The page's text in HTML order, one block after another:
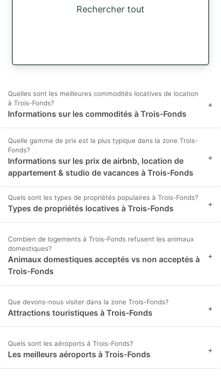
Rechercher tout
Quelles sont les meilleures commodités locatives de location
à Trois-Fonds?
Informations sur les commodités à Trois-Fonds
+
Quelle gamme de prix est la plus typique dans la zone Trois-
Fonds?
Informations sur les prix de airbnb, location de
appartement & studio de vacances à Trois-Fonds
+
Quels sont les types de propriétés populaires à Trois-Fonds?
Types de propriétés locatives à Trois-Fonds +
Combien de logements à Trois-Fonds refusent les animaux
domestiques?
Animaux domestiques acceptés vs non acceptés à
Trois-Fonds
+
Que devons-nous visiter dans la zone Trois-Fonds?
Attractions touristiques à Trois-Fonds +
Quels sont les aéroports à Trois-Fonds?
Les meilleurs aéroports à Trois-Fonds +